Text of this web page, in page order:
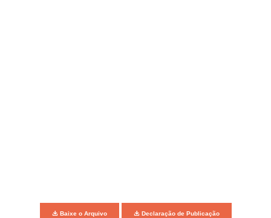
Baixe o Arquivo Declaração de Publicação